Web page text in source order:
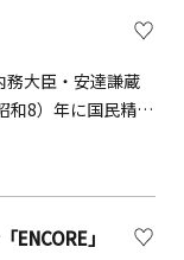
最適です。伝統
た目も美しく、観
ットです。
務大臣・安達謙蔵
和8）年に国民精神
ENCORE」